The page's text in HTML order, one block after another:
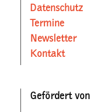
Datenschutz
Termine
Newsletter
Kontakt
Gefördert von